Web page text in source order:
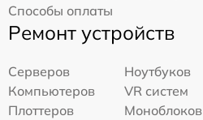
Способы оплаты
Ремонт устройств
Серверов
Ноутбуков
Компьютеров
VR систем
Плоттеров
Моноблоков